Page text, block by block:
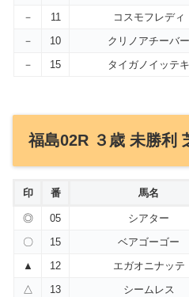
－
11 コスモフレディ
－
10 クリノアチーバー
－
15 タイガノイッテキ
福島02R ３歳 未勝利
印 番 馬名
◎ 05 シアター
〇
15 ベアゴーゴー
▲
12 エガオニナッテ
△
13 シームレス